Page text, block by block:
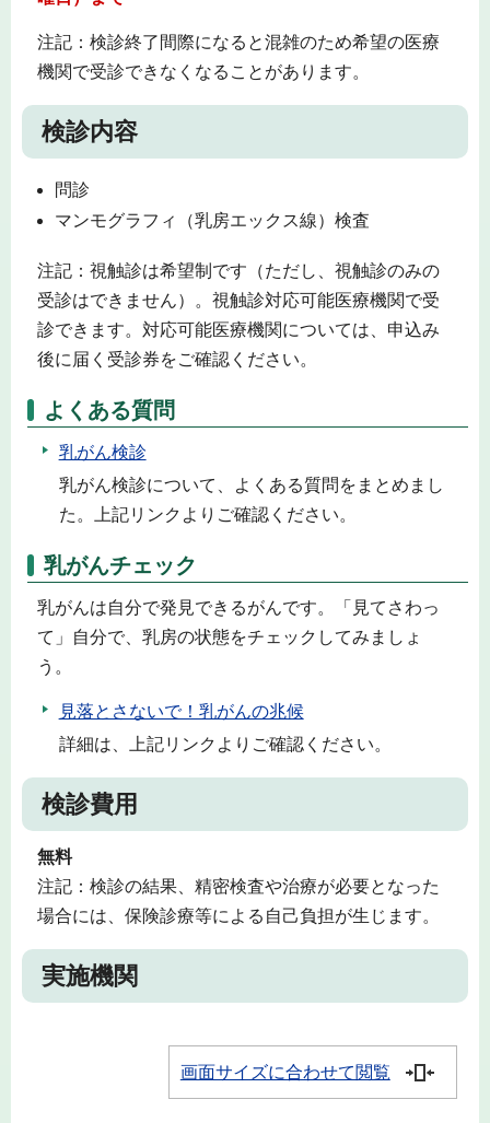
注記：検診終了間際になると混雑のため希望の医療
機関で受診できなくなることがあります。
検診内容
問診
マンモグラフィ（乳房エックス線）検査
注記：視触診は希望制です（ただし、視触診のみの
受診はできません）。視触診対応可能医療機関で受
診できます。対応可能医療機関については、申込み
後に届く受診券をご確認ください。
よくある質問
乳がん検診
乳がん検診について、よくある質問をまとめまし
た。上記リンクよりご確認ください。
乳がんチェック
乳がんは自分で発見できるがんです。「見てさわっ
て」自分で、乳房の状態をチェックしてみましょ
う。
見落とさないで！乳がんの兆候
詳細は、上記リンクよりご確認ください。
検診費用
無料
注記：検診の結果、精密検査や治療が必要となった
場合には、保険診療等による自己負担が生じます。
実施機関
画面サイズに合わせて閲覧